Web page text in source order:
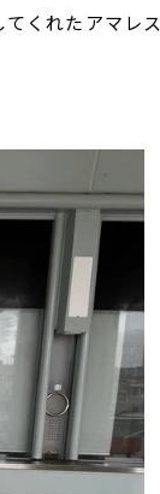
くれたアマレス